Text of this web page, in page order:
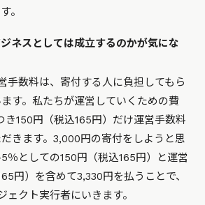
。
ネスとしては成立するのかが気にな
手数料は、寄付する人に負担してもら
す。私たちが運営していくための費
き150円（税込165円）だけ運営手数料
きます。3,000円の寄付をしようと思
％としての150円（税込165円）と運営
円）を含めて3,330円を払うことで、
ェクト実行者にいきます。